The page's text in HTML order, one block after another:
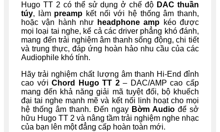
Hugo TT 2 có thể sử dụng ở chế độ DAC thuần
túy, làm preamp kết nối với hệ thống âm thanh,
hoặc vận hành như headphone amp kéo được
mọi loại tai nghe, kể cả các driver phẳng khó đánh,
mang đến trải nghiệm âm thanh sống động, chi tiết
và trung thực, đáp ứng hoàn hảo nhu cầu của các
Audiophile khó tính.
Hãy trải nghiệm chất lượng âm thanh Hi-End đỉnh
cao vớiChord Hugo TT 2– DAC/AMP cao cấp
mang đến khả năng giải mã tuyệt đối, bộ khuếch
đại tai nghe mạnh mẽ và kết nối linh hoạt cho mọi
hệ thống âm thanh. Đến ngay Bờm Audio để sở
hữu Hugo TT 2 và nâng tầm trải nghiệm nghe nhạc
của bạn lên một đẳng cấp hoàn toàn mới.